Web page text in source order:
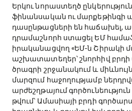
Երկու նորաստեղծ
ֆինանսական ու մարքեթինգի
դասընթացների են հաճախել,
դրամաշնորհ ստացել ԵՄ
իրականացվող «ԵՄ-ն Շիրակի
աշխատատեղեր՝ շնորհիվ
ծրագրի շրջանակում և
մարզում հաջողությամբ
արժեշղթայում
թվում՝ Ամասիայի բրդի